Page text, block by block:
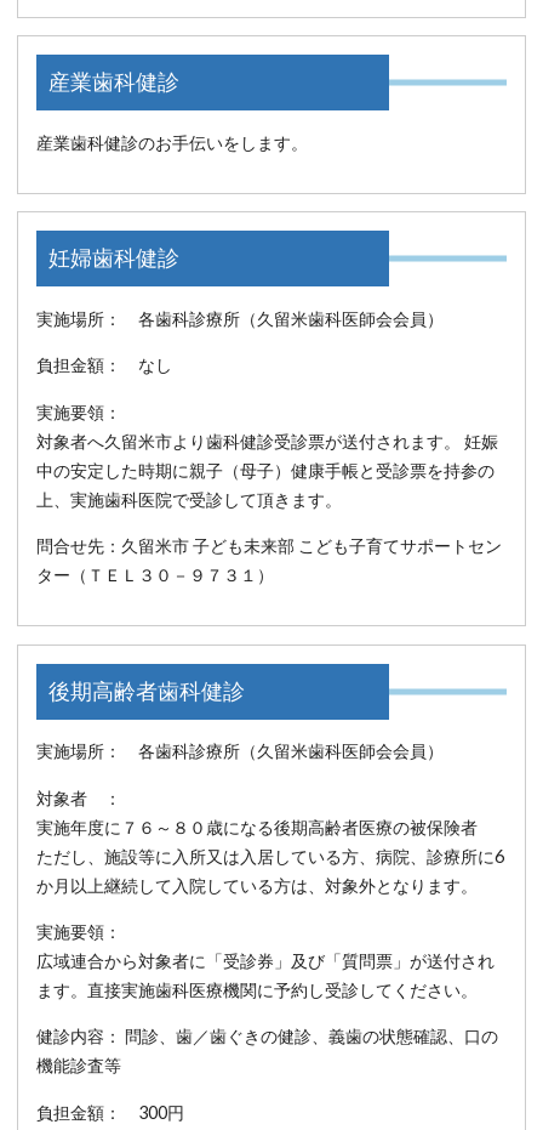
産業歯科健診
産業歯科健診のお手伝いをします。
妊婦歯科健診
実施場所： 各歯科診療所（久留米歯科医師会会員）
負担金額： なし
実施要領：
対象者へ久留米市より歯科健診受診票が送付されます。 妊娠
中の安定した時期に親子（母子）健康手帳と受診票を持参の
上、実施歯科医院で受診して頂きます。
問合せ先：久留米市 子ども未来部 こども子育てサポートセン
ター（ＴＥＬ３０－９７３１）
後期高齢者歯科健診
実施場所： 各歯科診療所（久留米歯科医師会会員）
対象者 ：
実施年度に７６～８０歳になる後期高齢者医療の被保険者
ただし、施設等に入所又は入居している方、病院、診療所に6
か月以上継続して入院している方は、対象外となります。
実施要領：
広域連合から対象者に「受診券」及び「質問票」が送付され
ます。直接実施歯科医療機関に予約し受診してください。
健診内容： 問診、歯／歯ぐきの健診、義歯の状態確認、口の
機能診査等
負担金額： 300円